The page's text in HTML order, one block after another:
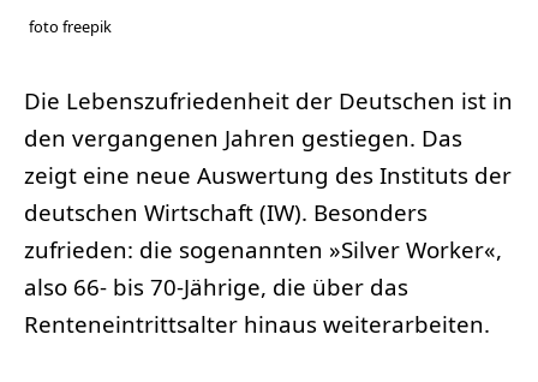
foto freepik
Die Lebenszufriedenheit der Deutschen ist in
den vergangenen Jahren gestiegen. Das
zeigt eine neue Auswertung des Instituts der
deutschen Wirtschaft (IW). Besonders
zufrieden: die sogenannten »Silver Worker«,
also 66- bis 70-Jährige, die über das
Renteneintrittsalter hinaus weiterarbeiten.